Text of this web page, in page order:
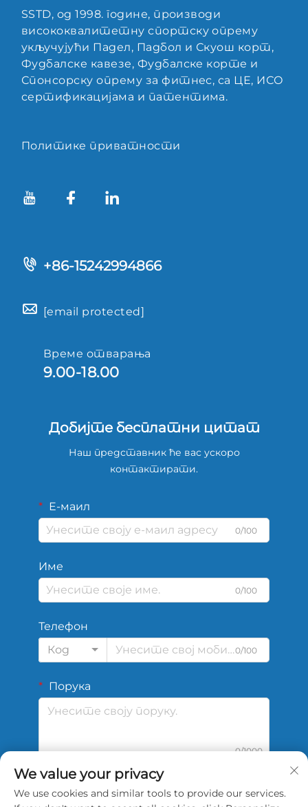
SSTD, од 1998. године, производи
висококвалитетну спортску опрему
укључујући Падел, Падбол и Скуош корт,
Фудбалске кавезе, Фудбалске корте и
Спонсорску опрему за фитнес, са ЦЕ, ИСО
сертификацијама и патентима.
Политике приватности
+86-15242994866
[email protected]
Време отварања
9.00-18.00
Добијте бесплатни цитат
Наш представник ће вас ускоро
контактирати.
Е-маил
0/100
Име
0/100
Телефон
Код
0/100
Порука
0/1000
Подај
We value your privacy
We use cookies and similar tools to provide our services.